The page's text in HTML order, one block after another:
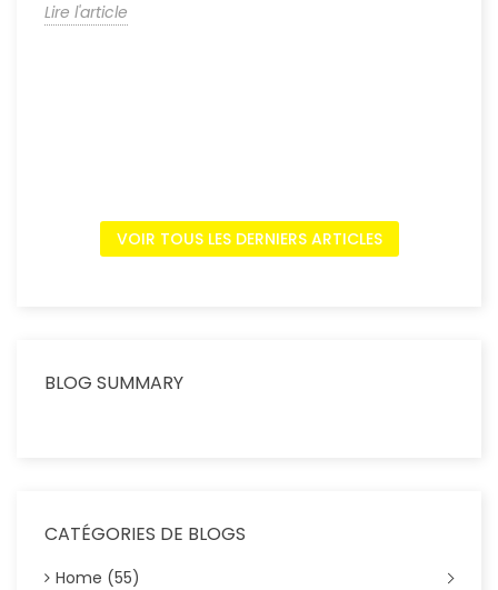
Lire l'article
VOIR TOUS LES DERNIERS ARTICLES
BLOG SUMMARY
CATÉGORIES DE BLOGS
Home (55)